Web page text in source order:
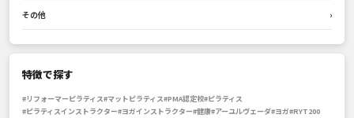
その他 ›
特徴で探す
#リフォーマーピラティス#マットピラティス#PMA認定校#ピラティス
#ピラティスインストラクター#ヨガインストラクター#健康#アーユルヴェーダ#ヨガ#RYT200